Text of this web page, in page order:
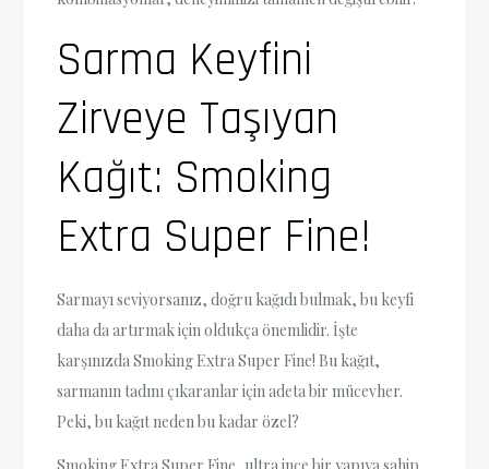
Sarma Keyfini
Zirveye Taşıyan
Kağıt: Smoking
Extra Super Fine!
Sarmayı seviyorsanız, doğru kağıdı bulmak, bu keyfi
daha da artırmak için oldukça önemlidir. İşte
karşınızda Smoking Extra Super Fine! Bu kağıt,
sarmanın tadını çıkaranlar için adeta bir mücevher.
Peki, bu kağıt neden bu kadar özel?
Smoking Extra Super Fine, ultra ince bir yapıya sahip.